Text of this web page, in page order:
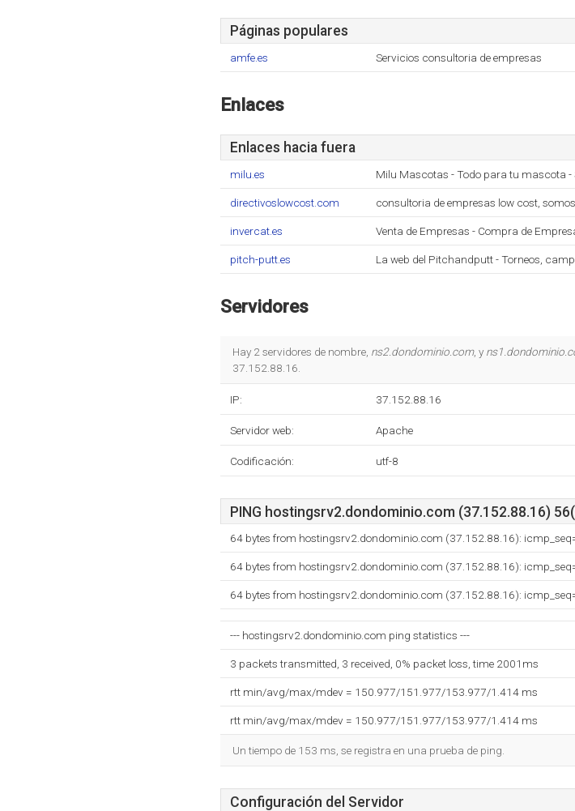
Páginas populares
amfe.es Servicios consultoria de empresas
Enlaces
Enlaces hacia fuera
milu.es Milu Mascotas - Todo para tu mascota
directivoslowcost.com consultoria de empresas low cost,
invercat.es Venta de Empresas - Compra de
pitch-putt.es La web del Pitchandputt - Torneos,
Servidores
Hay 2 servidores de nombre, ns2.dondominio.com, y
37.152.88.16.
IP: 37.152.88.16
Servidor web: Apache
Codificación: utf-8
PING hostingsrv2.dondominio.com (37.152.88.16)
64 bytes from hostingsrv2.dondominio.com (37.152.88.16):
64 bytes from hostingsrv2.dondominio.com (37.152.88.16):
64 bytes from hostingsrv2.dondominio.com (37.152.88.16):
--- hostingsrv2.dondominio.com ping statistics ---
3 packets transmitted, 3 received, 0% packet loss, time 2001ms
rtt min/avg/max/mdev = 150.977/151.977/153.977/1.414 ms
rtt min/avg/max/mdev = 150.977/151.977/153.977/1.414 ms
Un tiempo de 153 ms, se registra en una prueba de ping.
Configuración del Servidor